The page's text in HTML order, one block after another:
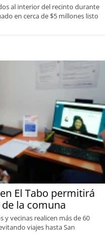
al interior del recinto durante
en cerca de $5 millones listo
El Tabo permitirá
la comuna
y vecinas realicen más de 60
viajes hasta San